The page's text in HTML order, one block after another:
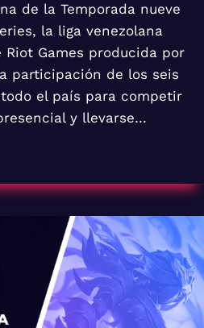
de la Temporada nueve
la liga venezolana
Riot Games producida por
participación de los seis
el país para competir
y llevarse…